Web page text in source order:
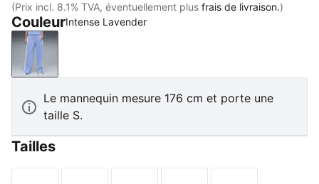
(Prix incl. 8.1% TVA, éventuellement plus frais de livraison.)
CouleurIntense Lavender
Intense Lavender
Le mannequin mesure 176 cm et porte une
taille S.
Tailles